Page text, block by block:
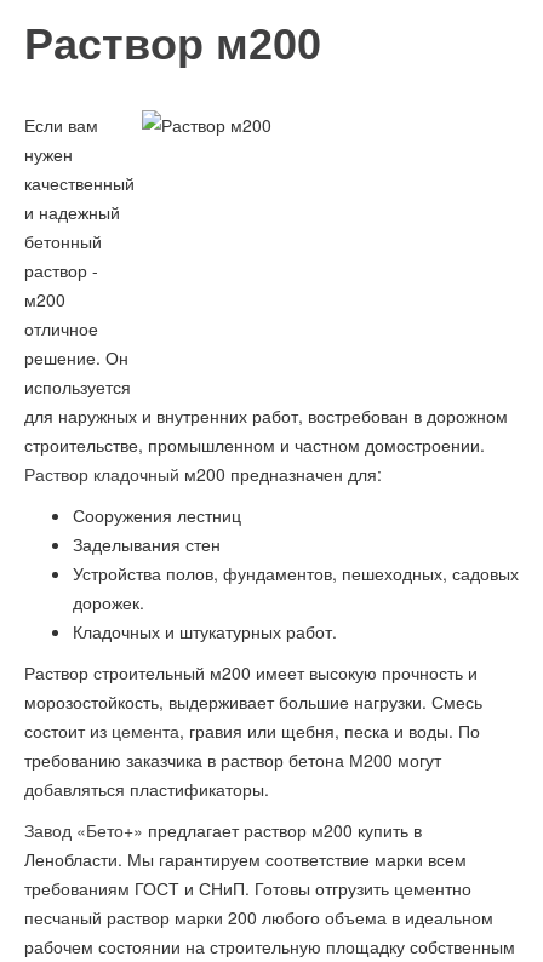
Раствор м200
Если вам
нужен
качественный
и надежный
бетонный
раствор -
м200
отличное
решение. Он
используется
для наружных и внутренних работ, востребован в дорожном
строительстве, промышленном и частном домостроении.
Раствор кладочный м200 предназначен для:
Сооружения лестниц
Заделывания стен
Устройства полов, фундаментов, пешеходных, садовых
дорожек.
Кладочных и штукатурных работ.
Раствор строительный м200 имеет высокую прочность и
морозостойкость, выдерживает большие нагрузки. Смесь
состоит из цемента, гравия или щебня, песка и воды. По
требованию заказчика в раствор бетона М200 могут
добавляться пластификаторы.
Завод «Бето+» предлагает раствор м200 купить в
Ленобласти. Мы гарантируем соответствие марки всем
требованиям ГОСТ и СНиП. Готовы отгрузить цементно
песчаный раствор марки 200 любого объема в идеальном
рабочем состоянии на строительную площадку собственным